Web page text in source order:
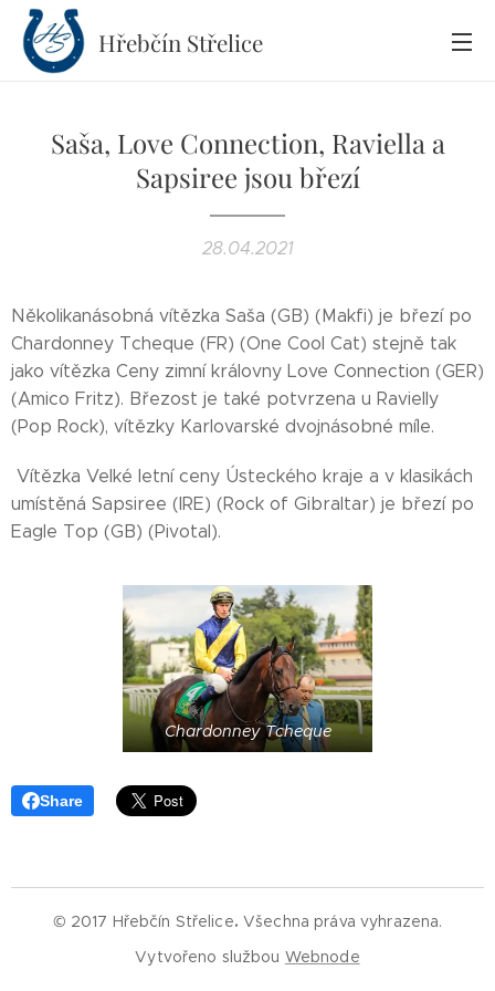
Hřebčín Střelice
Saša, Love Connection, Raviella a
Sapsiree jsou březí
28.04.2021
Několikanásobná vítězka Saša (GB) (Makfi) je březí po
Chardonney Tcheque (FR) (One Cool Cat) stejně tak
jako vítězka Ceny zimní královny Love Connection (GER)
(Amico Fritz). Březost je také potvrzena u Ravielly
(Pop Rock), vítězky Karlovarské dvojnásobné míle.
Vítězka Velké letní ceny Ústeckého kraje a v klasikách
umístěná Sapsiree (IRE) (Rock of Gibraltar) je březí po
Eagle Top (GB) (Pivotal).
Chardonney Tcheque
Share
© 2017 Hřebčín Střelice.Všechna práva vyhrazena.
Vytvořeno službou Webnode